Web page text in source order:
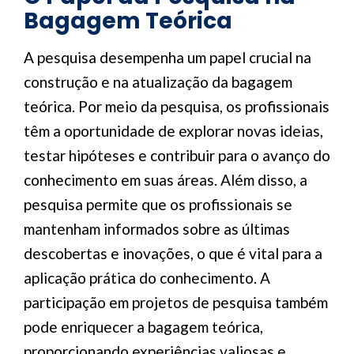
Bagagem Teórica
A pesquisa desempenha um papel crucial na
construção e na atualização da bagagem
teórica. Por meio da pesquisa, os profissionais
têm a oportunidade de explorar novas ideias,
testar hipóteses e contribuir para o avanço do
conhecimento em suas áreas. Além disso, a
pesquisa permite que os profissionais se
mantenham informados sobre as últimas
descobertas e inovações, o que é vital para a
aplicação prática do conhecimento. A
participação em projetos de pesquisa também
pode enriquecer a bagagem teórica,